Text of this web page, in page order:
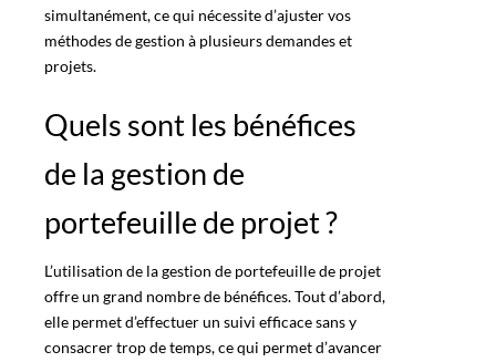
simultanément, ce qui nécessite d’ajuster vos
méthodes de gestion à plusieurs demandes et
projets.
Quels sont les bénéfices
de la gestion de
portefeuille de projet ?
L’utilisation de la gestion de portefeuille de projet
offre un grand nombre de bénéfices. Tout d’abord,
elle permet d’effectuer un suivi efficace sans y
consacrer trop de temps, ce qui permet d’avancer